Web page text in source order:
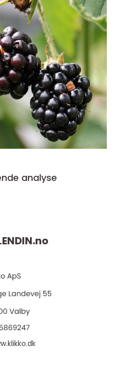
analyse
no